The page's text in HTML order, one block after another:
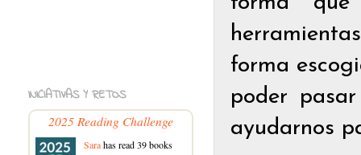
forma
poder
ayudarnos
INICIATIVAS Y RETOS
2025 Reading Challenge
Sarahas read 39 books